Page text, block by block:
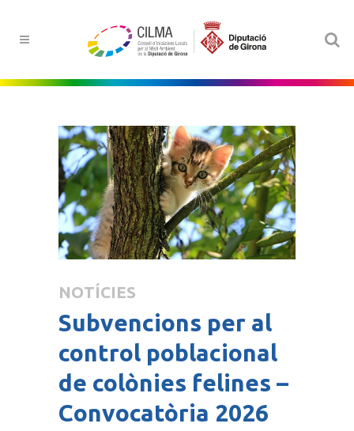
NOTÍCIES
Subvencions per al
control poblacional
de colònies felines –
Convocatòria 2026